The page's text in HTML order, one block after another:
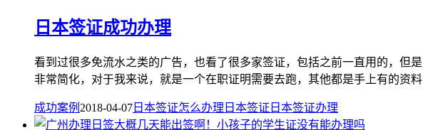
日本签证成功办理
看到过很多免流水之类的广告，也看了很多家签证，包括之前一直用的，但
非常简化，对于我来说，就是一个在职证明需要去跑，其他都是手上有的资
成功案例 2018-04-07 日本签证怎么办理 日本签证 日本签证办理